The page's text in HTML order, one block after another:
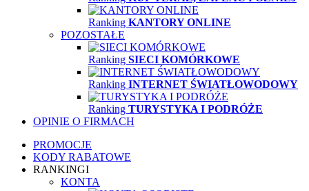
Ranking KANTORY ONLINE
POZOSTAŁE
Ranking SIECI KOMÓRKOWE
Ranking INTERNET ŚWIATŁOWODOWY
Ranking TURYSTYKA I PODRÓŻE
OPINIE O FIRMACH
PROMOCJE
KODY RABATOWE
RANKINGI
KONTA